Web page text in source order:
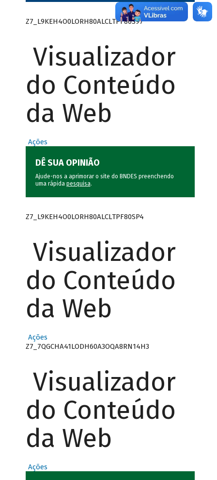
Z7_L9KEH4O0LORH80ALCLTPF80S97
Visualizador
do Conteúdo
da Web
Ações
DÊ SUA OPINIÃO
Ajude-nos a aprimorar o site do BNDES preenchendo
uma rápida pesquisa.
Z7_L9KEH4O0LORH80ALCLTPF80SP4
Visualizador
do Conteúdo
da Web
Ações
Z7_7QGCHA41LODH60A3OQA8RN14H3
Visualizador
do Conteúdo
da Web
Ações